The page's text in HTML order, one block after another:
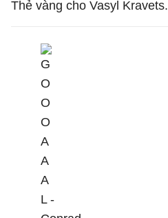
Thẻ vàng cho Vasyl Kravets.